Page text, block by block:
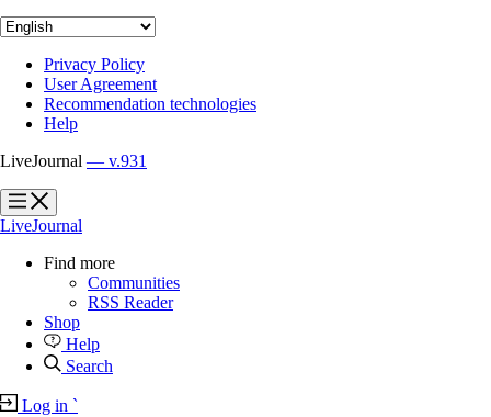
Privacy Policy
User Agreement
Recommendation technologies
Help
LiveJournal — v.931
?
?
LiveJournal
Find more
Communities
RSS Reader
Shop
Help
Search
Log in `